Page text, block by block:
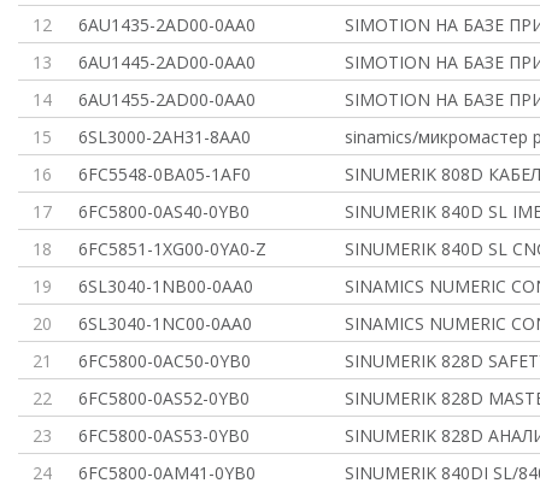
12
6AU1435-2AD00-0AA0
SIMOTION НА БАЗЕ
13
6AU1445-2AD00-0AA0
SIMOTION НА БАЗЕ
14
6AU1455-2AD00-0AA0
SIMOTION НА БАЗЕ
15
6SL3000-2AH31-8AA0
sinamics/микромастер
16
6FC5548-0BA05-1AF0
SINUMERIK 808D
17
6FC5800-0AS40-0YB0
SINUMERIK 840D SL
18
6FC5851-1XG00-0YA0-Z
SINUMERIK 840D SL
19
6SL3040-1NB00-0AA0
SINAMICS NUMERIC
20
6SL3040-1NC00-0AA0
SINAMICS NUMERIC
21
6FC5800-0AC50-0YB0
SINUMERIK 828D
22
6FC5800-0AS52-0YB0
SINUMERIK 828D
23
6FC5800-0AS53-0YB0
SINUMERIK 828D
24
6FC5800-0AM41-0YB0
SINUMERIK 840DI SL/